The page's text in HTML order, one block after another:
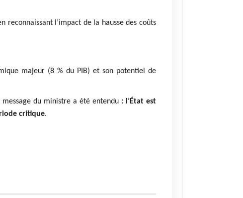
reconnaissant l’impact de la hausse des coûts
majeur (8 % du PIB) et son potentiel de
du ministre a été entendu : l’État est
critique.